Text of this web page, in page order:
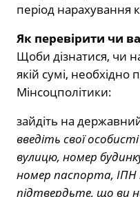
період нарахування
Як перевірити чи
Щоби дізнатися, чи
якій сумі, необхідно
Мінсоцполітики:
зайдіть на
введіть свої
вулицю, номер
номер паспорта,
підтвердьте, що ви